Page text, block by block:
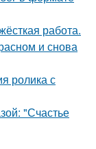
работа.
и снова
ролика с
"Счастье